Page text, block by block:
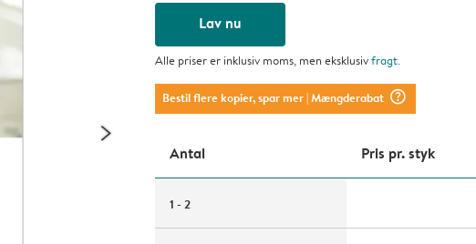
Lav nu
Alle priser er inklusiv moms, men eksklusivfragt.
Bestil flere kopier, spar mer| Mængderabat question_mark_circle
Antal Pris pr. styk
1 - 2